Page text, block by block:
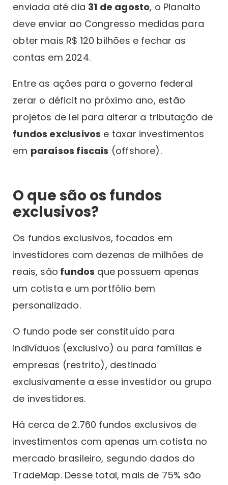
enviada até dia 31 de agosto, o Planalto
deve enviar ao Congresso medidas para
obter mais R$ 120 bilhões e fechar as
contas em 2024.
Entre as ações para o governo federal
zerar o déficit no próximo ano, estão
projetos de lei para alterar a tributação de
fundos exclusivos e taxar investimentos
em paraísos fiscais (offshore).
O que são os fundos
exclusivos?
Os fundos exclusivos, focados em
investidores com dezenas de milhões de
reais, são fundos que possuem apenas
um cotista e um portfólio bem
personalizado.
O fundo pode ser constituído para
indivíduos (exclusivo) ou para famílias e
empresas (restrito), destinado
exclusivamente a esse investidor ou grupo
de investidores.
Há cerca de 2.760 fundos exclusivos de
investimentos com apenas um cotista no
mercado brasileiro, segundo dados do
TradeMap. Desse total, mais de 75% são